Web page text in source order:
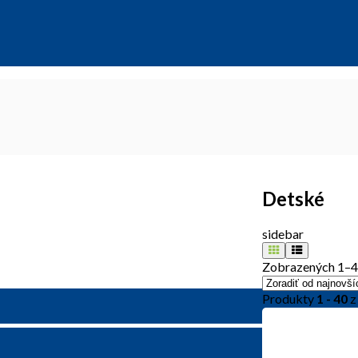
Detské
sidebar
Zobrazených
Produkty 1 - 40 z